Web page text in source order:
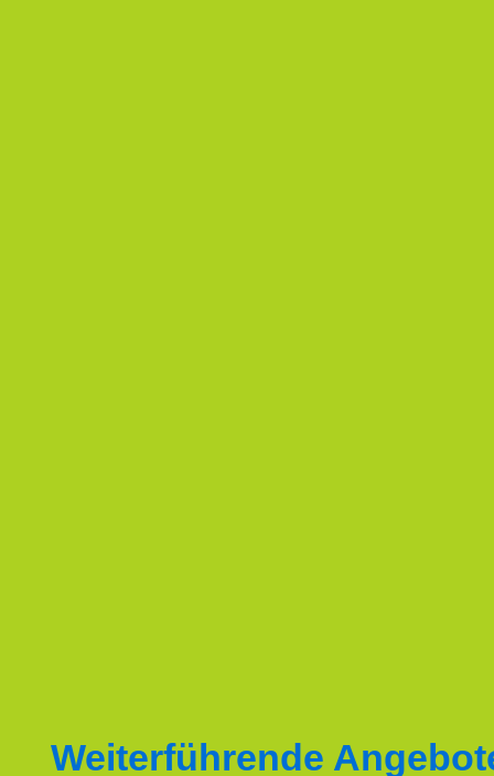
Weiterführende